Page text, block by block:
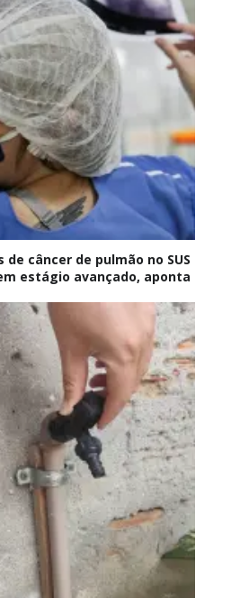
de câncer de pulmão no SUS
estágio avançado, aponta